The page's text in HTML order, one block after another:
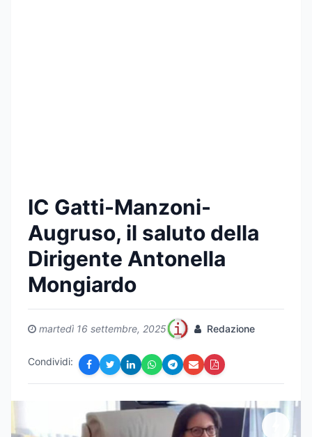
IC Gatti-Manzoni-
Augruso, il saluto della
Dirigente Antonella
Mongiardo
martedì 16 settembre, 2025 Redazione
Condividi: